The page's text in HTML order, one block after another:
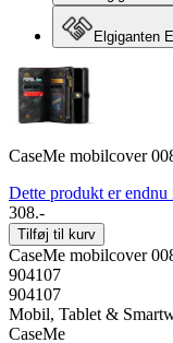
Elgiganten
CaseMe mobilcover
Dette produkt er
308.-
Tilføj til kurv
CaseMe mobilcover
904107
904107
Mobil, Tablet &
CaseMe